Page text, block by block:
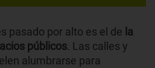
pasado por alto es el de la
públicos. Las calles y
alumbrarse para